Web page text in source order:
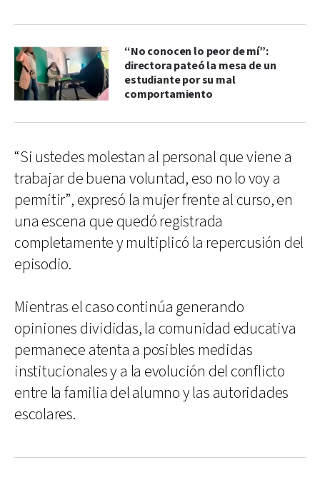
“No conocen lo peor de mí”:
directora pateó la mesa de un
estudiante por su mal
comportamiento
“Si ustedes molestan al personal que viene a
trabajar de buena voluntad, eso no lo voy a
permitir”, expresó la mujer frente al curso, en
una escena que quedó registrada
completamente y multiplicó la repercusión del
episodio.
Mientras el caso continúa generando
opiniones divididas, la comunidad educativa
permanece atenta a posibles medidas
institucionales y a la evolución del conflicto
entre la familia del alumno y las autoridades
escolares.